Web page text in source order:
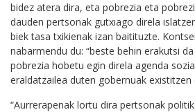
bidez atera dira, eta pobrezia eta
dauden pertsonak gutxiago direla
biek tasa txikienak izan baitituzte.
nabarmendu du: “beste behin erakutsi
pobrezia hobetu egin direla agenda
eraldatzailea duten gobernuak existitzen
“Aurrerapenak lortu dira pertsonak